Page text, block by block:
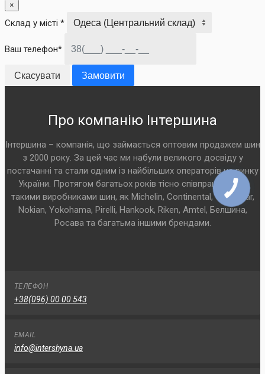
×
Склад у місті *
Ваш телефон*
Скасувати Замовити
Про компанію Інтершина
Інтершина – компанія, що займається оптовим продажем шин
з 2000 року. За цей час ми набули великого досвіду у
постачанні та стали одним із найбільших операторів на ринку
України. Протягом багатьох років тісно співпрацюємо з
такими виробниками шин, як Michelin, Continental, Goodyear,
Nokian, Yokohama, Pirelli, Hankook, Riken, Amtel, Белшина,
Росава та багатьма іншими брендами.
ТЕЛЕФОН
+38(096) 00 00 543
EMAIL
info@intershyna.ua